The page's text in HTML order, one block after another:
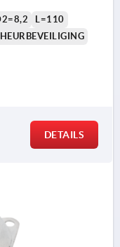
L=110
DETAILS